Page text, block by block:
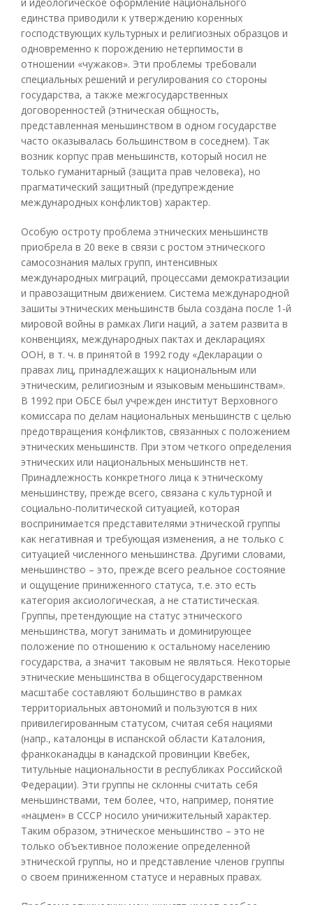
единства приводили к утверждению коренных
господствующих культурных и религиозных образцов и
одновременно к порождению нетерпимости в
отношении «чужаков». Эти проблемы требовали
специальных решений и регулирования со стороны
государства, а также межгосударственных
договоренностей (этническая общность,
представленная меньшинством в одном государстве
часто оказывалась большинством в соседнем). Так
возник корпус прав меньшинств, который носил не
только гуманитарный (защита прав человека), но
прагматический защитный (предупреждение
международных конфликтов) характер.
Особую остроту проблема этнических меньшинств
приобрела в 20 веке в связи с ростом этнического
самосознания малых групп, интенсивных
международных миграций, процессами демократизации
и правозащитным движением. Система международной
зашиты этнических меньшинств была создана после 1-й
мировой войны в рамках Лиги наций, а затем развита в
конвенциях, международных пактах и декларациях
ООН, в т. ч. в принятой в 1992 году «Декларации о
правах лиц, принадлежащих к национальным или
этническим, религиозным и языковым меньшинствам».
В 1992 при ОБСЕ был учрежден институт Верховного
комиссара по делам национальных меньшинств с целью
предотвращения конфликтов, связанных с положением
этнических меньшинств. При этом четкого определения
этнических или национальных меньшинств нет.
Принадлежность конкретного лица к этническому
меньшинству, прежде всего, связана с культурной и
социально-политической ситуацией, которая
воспринимается представителями этнической группы
как негативная и требующая изменения, а не только с
ситуацией численного меньшинства. Другими словами,
меньшинство – это, прежде всего реальное состояние
и ощущение приниженного статуса, т.е. это есть
категория аксиологическая, а не статистическая.
Группы, претендующие на статус этнического
меньшинства, могут занимать и доминирующее
положение по отношению к остальному населению
государства, а значит таковым не являться. Некоторые
этнические меньшинства в общегосударственном
масштабе составляют большинство в рамках
территориальных автономий и пользуются в них
привилегированным статусом, считая себя нациями
(напр., каталонцы в испанской области Каталония,
франкоканадцы в канадской провинции Квебек,
титульные национальности в республиках Российской
Федерации). Эти группы не склонны считать себя
меньшинствами, тем более, что, например, понятие
«нацмен» в СССР носило уничижительный характер.
Таким образом, этническое меньшинство – это не
только объективное положение определенной
этнической группы, но и представление членов группы
о своем приниженном статусе и неравных правах.